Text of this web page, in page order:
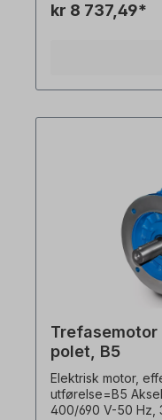
Frekvens=50/60
Motorlagrene er
remdrift
rullelagre Den
bruk med
364 må alt arbeid
kun utføres av
modifikasjoner
send oss en
uforpliktende
kr 8 737,49*
Trefasemotor
polet, B5
Elektrisk motor,
utførelse=B5
400/690 V-50 Hz,